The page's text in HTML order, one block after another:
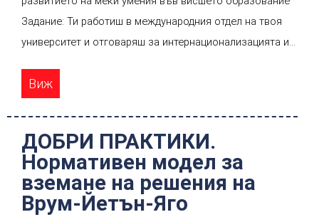
рискова инвестиция. Ако обаче отчетем и анализираме
тези когнитивни изкривявания, можем да използваме
менталното счетоводство за подсилване на желаното
поведение.
Задание: Ти работиш в международния отдел на твоя
университет и отговаряш за интернационализацията и
програми с цел подобряване на шансовете за успешна
развитието на умения за междукултурна комуникация и
лидерство. Имаш няколко идеи в тази насока. Един от
приоритетите на отдела е съвместната работа с други
университети от мрежата на Еразъм+ (чрез европейско
Виж
ДОБРИ ПРАКТИКИ.
Нормативен модел за
вземане на решения на
Врум-Йетън-Яго